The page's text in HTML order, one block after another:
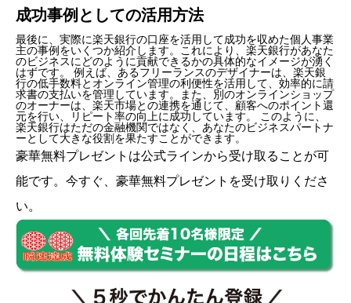
成功事例としての活用方法
最後に、実際に楽天銀行の口座を活用して成功を収めた個人事業
主の事例をいくつか紹介します。これにより、楽天銀行があなた
のビジネスにどのように貢献できるかの具体的なイメージが湧く
はずです。 例えば、あるフリーランスのデザイナーは、楽天銀
行の低手数料とオンライン管理の利便性を活用して、効率的に請
求書の支払いを管理しています。また、別のオンラインショップ
のオーナーは、楽天市場との連携を通じて、顧客へのポイント還
元を行い、リピート率の向上に成功しています。 このように、
楽天銀行はただの金融機関ではなく、あなたのビジネスパートナ
ーとして大きな役割を果たすことができます。
豪華無料プレゼントは公式ラインから受け取ることが可
能です。今すぐ、豪華無料プレゼントを受け取りくださ
い。